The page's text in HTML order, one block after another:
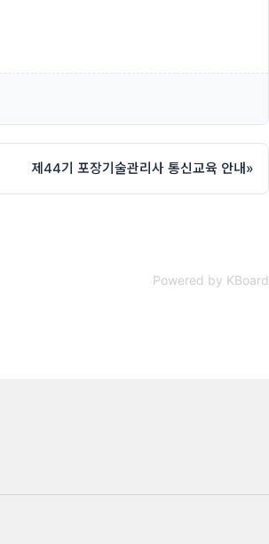
제44기 포장기술관리사 통신교육 안내»
Powered by KBoard